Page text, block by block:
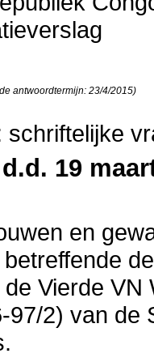
antwoordtermijn: 23/4/2015)
schriftelijke
19
en
Vierde
97/2) van de